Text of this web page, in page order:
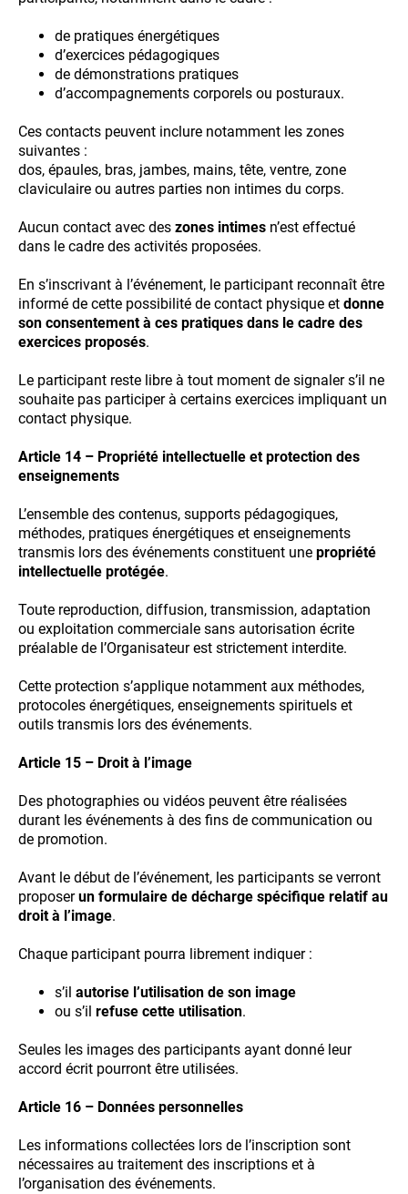
de pratiques énergétiques
d’exercices pédagogiques
de démonstrations pratiques
d’accompagnements corporels ou posturaux.
Ces contacts peuvent inclure notamment les zones
suivantes :
dos, épaules, bras, jambes, mains, tête, ventre, zone
claviculaire ou autres parties non intimes du corps.
Aucun contact avec des zones intimes n’est effectué
dans le cadre des activités proposées.
En s’inscrivant à l’événement, le participant reconnaît être
informé de cette possibilité de contact physique et donne
son consentement à ces pratiques dans le cadre des
exercices proposés.
Le participant reste libre à tout moment de signaler s’il ne
souhaite pas participer à certains exercices impliquant un
contact physique.
Article 14 – Propriété intellectuelle et protection des
enseignements
L’ensemble des contenus, supports pédagogiques,
méthodes, pratiques énergétiques et enseignements
transmis lors des événements constituent une propriété
intellectuelle protégée.
Toute reproduction, diffusion, transmission, adaptation
ou exploitation commerciale sans autorisation écrite
préalable de l’Organisateur est strictement interdite.
Cette protection s’applique notamment aux méthodes,
protocoles énergétiques, enseignements spirituels et
outils transmis lors des événements.
Article 15 – Droit à l’image
Des photographies ou vidéos peuvent être réalisées
durant les événements à des fins de communication ou
de promotion.
Avant le début de l’événement, les participants se verront
proposerun formulaire de décharge spécifique relatif au
droit à l’image.
Chaque participant pourra librement indiquer :
s’il autorise l’utilisation de son image
ou s’il refuse cette utilisation.
Seules les images des participants ayant donné leur
accord écrit pourront être utilisées.
Article 16 – Données personnelles
Les informations collectées lors de l’inscription sont
nécessaires au traitement des inscriptions et à
l’organisation des événements.